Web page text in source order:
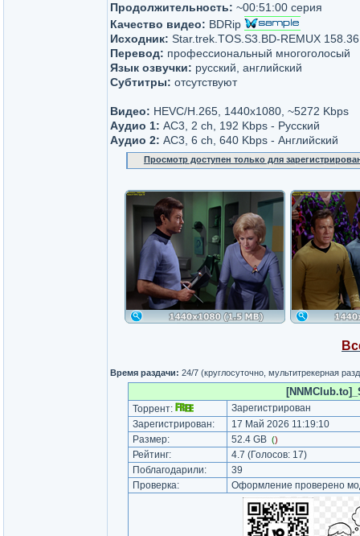
Продолжительность: ~00:51:00 серия
Качество видео: BDRip
Исходник: Star.trek.TOS.S3.BD-REMUX
Перевод: профессиональный многоголосый
Язык озвучки: русский, английский
Субтитры: отсутствуют
Видео: HEVC/H.265, 1440x1080, ~5272 Kbps
Аудио 1: AC3, 2 ch, 192 Kbps - Русский
Аудио 2: AC3, 6 ch, 640 Kbps - Английский
Просмотр доступен только для
Время раздачи: 24/7 (круглосуточно, мультитрекерная
Торрент:
Зарегистрирован
Зарегистрирован:
17 Май 2026 11:19:10
Размер:
52.4 GB ()
Рейтинг: 4.7 (Голосов: 17)
Поблагодарили:
39
Проверка:
Оформление проверено